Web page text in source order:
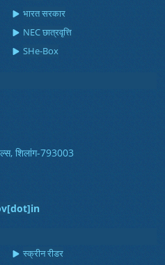
भारत सरकार
NEC छात्रवृत्ति
SHe-Box
शिलांग-793003
स्क्रीन रीडर